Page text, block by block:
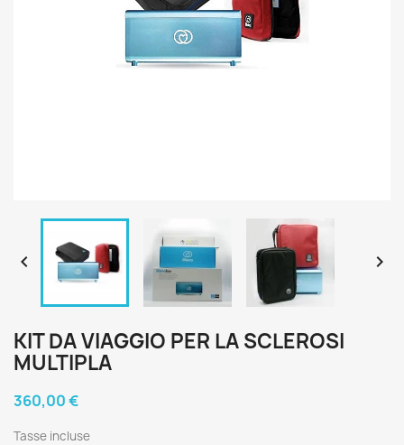
 
KIT DA VIAGGIO PER LA SCLEROSI
MULTIPLA
360,00 €
Tasse incluse